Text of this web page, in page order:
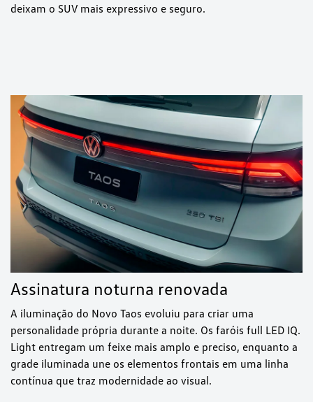
deixam o SUV mais expressivo e seguro.
Assinatura noturna renovada
A iluminação do Novo Taos evoluiu para criar uma
personalidade própria durante a noite. Os faróis full LED IQ.
Light entregam um feixe mais amplo e preciso, enquanto a
grade iluminada une os elementos frontais em uma linha
contínua que traz modernidade ao visual.